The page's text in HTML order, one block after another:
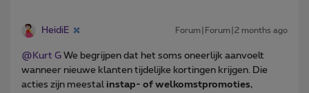
HeidiE Forum|Forum|2 months ago
@Kurt G We begrijpen dat het soms oneerlijk aanvoelt
wanneer nieuwe klanten tijdelijke kortingen krijgen. Die
acties zijn meestal instap- of welkomstpromoties,